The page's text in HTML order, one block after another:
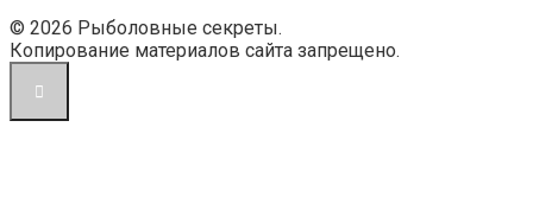
© 2026 Рыболовные секреты.
Копирование материалов сайта запрещено.